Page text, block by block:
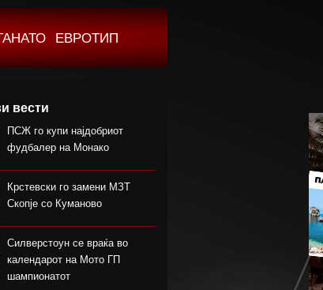
ЕВРОТИП
вести
ПСЖ го купи најдобриот
фудбалер на Монако
Крстевски го замени МЗТ
Скопје со Куманово
Силверстоун се враќа во
календарот на Мото ГП
шампионатот